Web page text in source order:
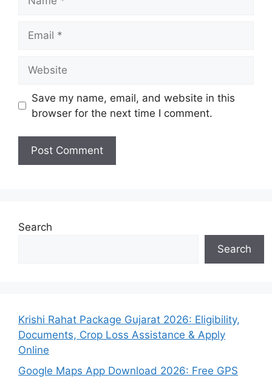
Save my name, email, and website in this
browser for the next time I comment.
Search
Search
Krishi Rahat Package Gujarat 2026: Eligibility,
Documents, Crop Loss Assistance & Apply
Online
Google Maps App Download 2026: Free GPS